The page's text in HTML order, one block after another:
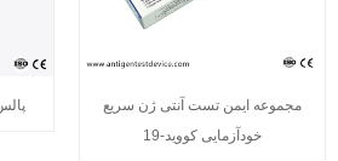
مجموعه ایمن تست آنتی ژن سریع
خودآزمایی کووید-19